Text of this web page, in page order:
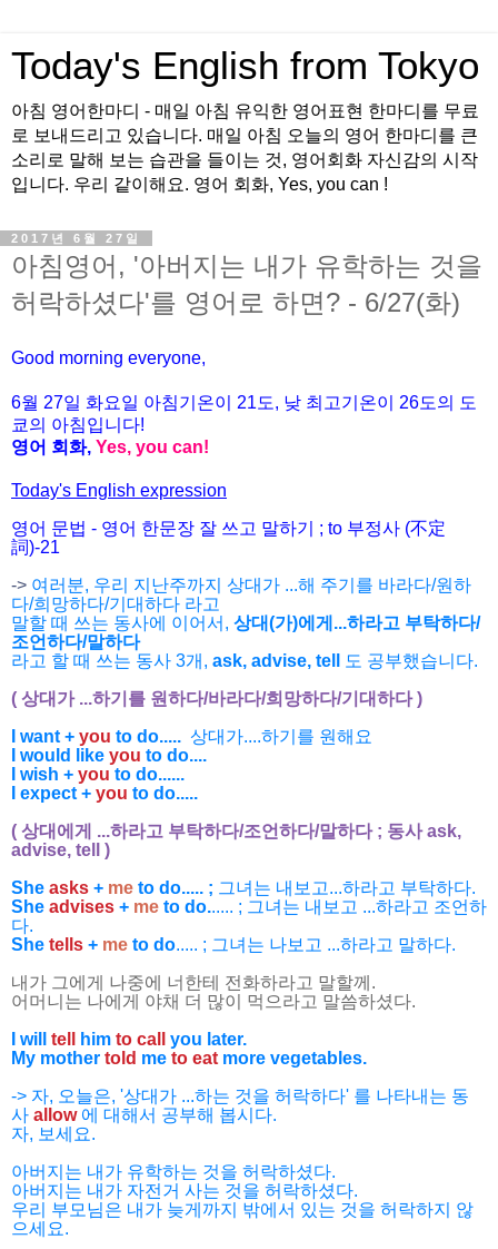
Today's English from Tokyo
아침 영어한마디 - 매일 아침 유익한 영어표현 한마디를 무료
로 보내드리고 있습니다. 매일 아침 오늘의 영어 한마디를 큰
소리로 말해 보는 습관을 들이는 것, 영어회화 자신감의 시작
입니다. 우리 같이해요. 영어 회화, Yes, you can !
2017년 6월 27일
아침영어, '아버지는 내가 유학하는 것을
허락하셨다'를 영어로 하면? - 6/27(화)
Good morning everyone,
6월 27일 화요일 아침기온이 21도, 낮 최고기온이
26도의 도
쿄의 아침입니다!
영어 회화, Yes, you can!
Today's English expression
영어 문법 - 영어 한문장 잘 쓰고 말하기 ; to 부정사 (不定
詞)-21
-> 여러분, 우리 지난주까지 상대가 ...해 주기를 바라다/원하
다/희망하다/기대하다 라고
말할 때 쓰는 동사에 이어서, 상대(가)에게...하라고 부탁하다/
조언하다/말하다
라고 할 때 쓰는 동사 3개, ask, advise, tell
도 공부했습니다.
( 상대가 ...하기를 원하다/바라다/희망하다/기대하다 )
I want + you to do..... 상대가....하기를 원해요
I would like you to do....
I wish + you to do......
I expect + you to do.....
( 상대에게 ...하라고 부탁하다/조언하다/말하다 ; 동사 ask,
advise, tell )
She asks + me to do..... ; 그녀 는 내보고...하라고 부탁하다.
She advises + me to do...... ; 그녀는 내보고 ...하라고 조언하
다.
She tells + me to do..... ; 그녀는 나보고 ...하라고 말하다.
내가 그에게 나중에 너한테 전화하라고 말할께.
어머니는 나에게 야채 더 많이 먹으라고 말씀하셨다.
I will tell him to call
you later.
My mother told me to eat more vegetables.
-> 자, 오늘은, '상대가 ...하는 것을 허락하다' 를 나타내는 동
사 allow 에 대해서 공부해 봅시다.
자, 보세요.
아버지는 내가 유학하는 것을 허락하셨다.
아버지는 내가 자전거 사는 것을 허락하셨다.
우리 부모님은 내가 늦게까지 밖에서 있는 것을 허락하지 않
으세요.